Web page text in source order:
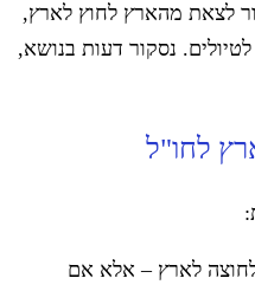
לצאת מהארץ לחוץ לארץ,
נסקור דעות בנושא,
לחו"ל
לחוצה לארץ – אלא אם